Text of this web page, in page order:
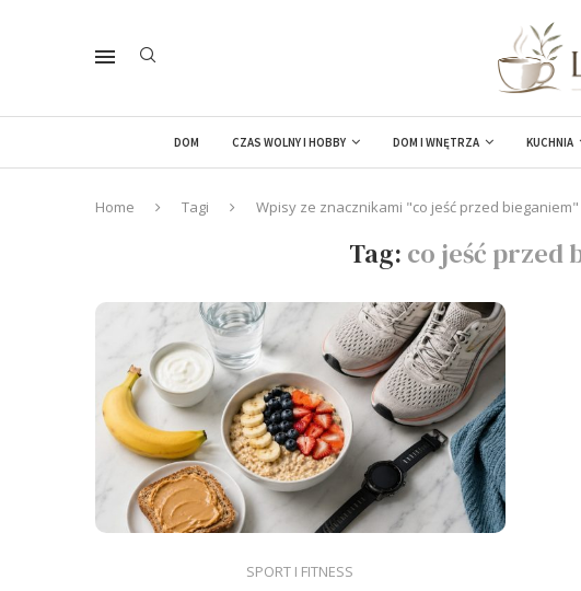
DOM CZAS WOLNY I HOBBY DOM I WNĘTRZA KUCHNIA
Home Tagi Wpisy ze znacznikami "co jeść przed bieganiem"
Tag: co jeść przed
SPORT I FITNESS